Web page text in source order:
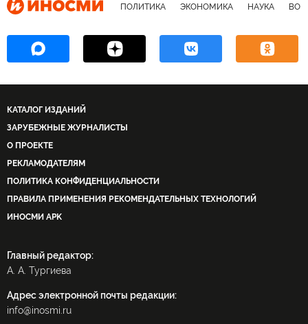
ПОЛИТИКА ЭКОНОМИКА НАУКА
КАТАЛОГ ИЗДАНИЙ
ЗАРУБЕЖНЫЕ ЖУРНАЛИСТЫ
О ПРОЕКТЕ
РЕКЛАМОДАТЕЛЯМ
ПОЛИТИКА КОНФИДЕНЦИАЛЬНОСТИ
ПРАВИЛА ПРИМЕНЕНИЯ РЕКОМЕНДАТЕЛЬНЫХ ТЕХНОЛОГИЙ
ИНОСМИ APK
Главный редактор:
А. А. Тургиева
Адрес электронной почты редакции:
info@inosmi.ru